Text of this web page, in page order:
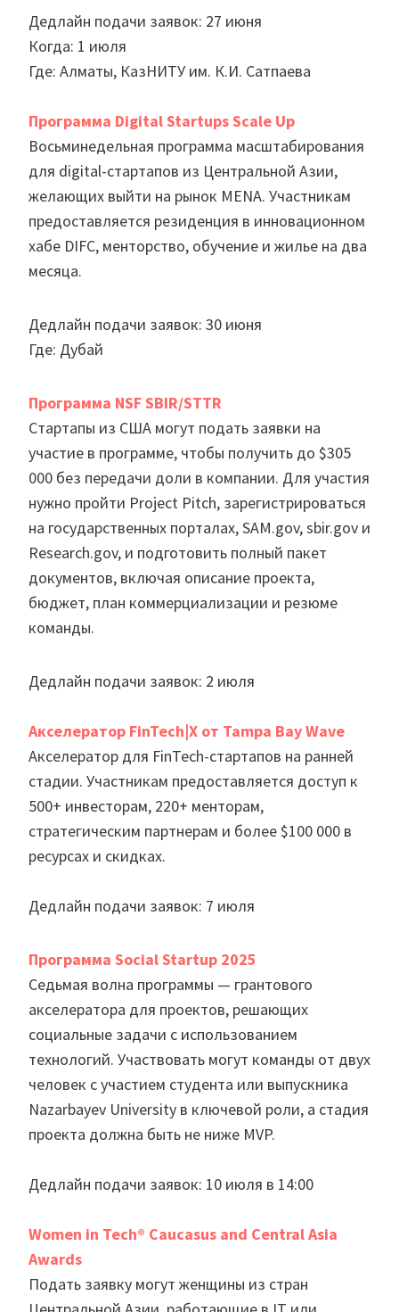
Дедлайн подачи заявок: 27 июня
Когда: 1 июля
Где: Алматы, КазНИТУ им. К.И. Сатпаева
Программа Digital Startups Scale Up
Восьминедельная программа масштабирования
для digital-стартапов из Центральной Азии,
желающих выйти на рынок MENA. Участникам
предоставляется резиденция в инновационном
хабе DIFC, менторство, обучение и жилье на два
месяца.
Дедлайн подачи заявок: 30 июня
Где: Дубай
Программа NSF SBIR/STTR
Стартапы из США могут подать заявки на
участие в программе, чтобы получить до $305
000 без передачи доли в компании. Для участия
нужно пройти Project Pitch, зарегистрироваться
на государственных порталах, SAM.gov, sbir.gov и
Research.gov, и подготовить полный пакет
документов, включая описание проекта,
бюджет, план коммерциализации и резюме
команды.
Дедлайн подачи заявок: 2 июля
Акселератор FinTech|X от Tampa Bay Wave
Акселератор для FinTech-стартапов на ранней
стадии. Участникам предоставляется доступ к
500+ инвесторам, 220+ менторам,
стратегическим партнерам и более $100 000 в
ресурсах и скидках.
Дедлайн подачи заявок: 7 июля
Программа Social Startup 2025
Седьмая волна программы — грантового
акселератора для проектов, решающих
социальные задачи с использованием
технологий. Участвовать могут команды от двух
человек с участием студента или выпускника
Nazarbayev University в ключевой роли, а стадия
проекта должна быть не ниже MVP.
Дедлайн подачи заявок: 10 июля в 14:00
Women in Tech® Caucasus and Central Asia
Awards
Подать заявку могут женщины из стран